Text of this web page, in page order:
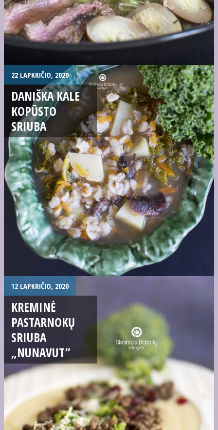
22 LAPKRIČIO, 2020
DANIŠKA KALE
KOPŪSTO
SRIUBA
12 LAPKRIČIO, 2020
KREMINĖ
PASTARNOKŲ
SRIUBA
„NUNAVUT”